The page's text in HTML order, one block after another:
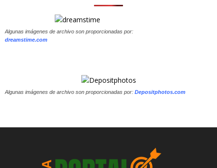
Algunas imágenes de archivo son proporcionadas por:
dreamstime.com
Algunas imágenes de archivo son proporcionadas por: Depositphotos.com